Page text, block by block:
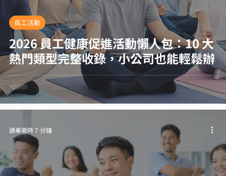
2026 員工健康促進活動懶人包：10 大
熱門類型完整收錄，小公司也能輕鬆辦
員工活動
讀畢需時 7 分鐘